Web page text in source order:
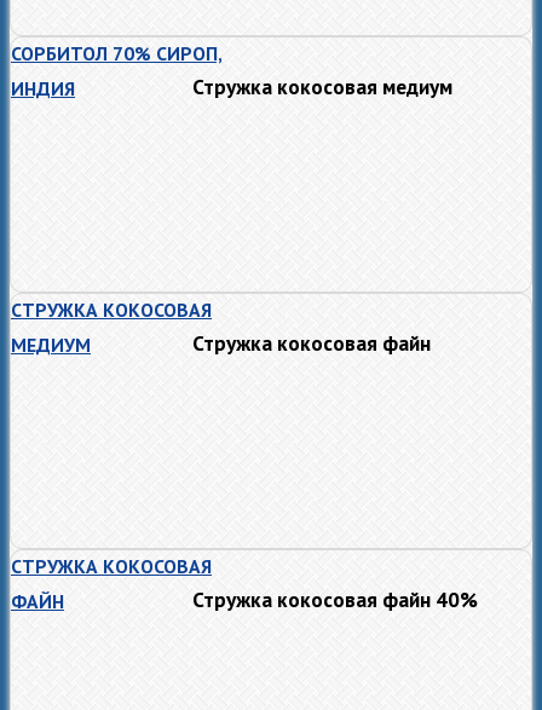
СОРБИТОЛ 70% СИРОП,
ИНДИЯ
Стружка кокосовая медиум
СТРУЖКА КОКОСОВАЯ
МЕДИУМ
Стружка кокосовая файн
СТРУЖКА КОКОСОВАЯ
ФАЙН
Стружка кокосовая файн 40%